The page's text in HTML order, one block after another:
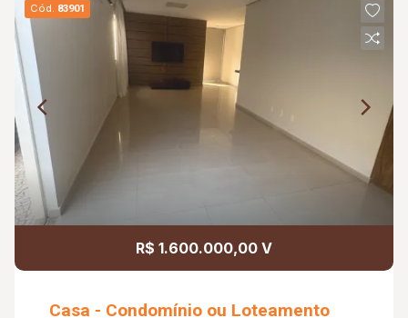
Cód. 83901
R$ 1.600.000,00 V
Casa - Condomínio ou Loteamento